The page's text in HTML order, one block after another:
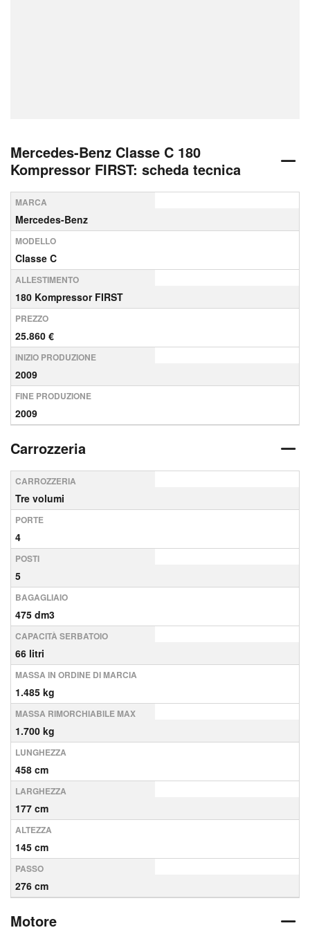
Mercedes-Benz Classe C 180
Kompressor FIRST: scheda tecnica
MARCA
Mercedes-Benz
MODELLO
Classe C
ALLESTIMENTO
180 Kompressor FIRST
PREZZO
25.860 €
INIZIO PRODUZIONE
2009
FINE PRODUZIONE
2009
Carrozzeria
CARROZZERIA
Tre volumi
PORTE
4
POSTI
5
BAGAGLIAIO
475 dm3
CAPACITÀ SERBATOIO
66 litri
MASSA IN ORDINE DI MARCIA
1.485 kg
MASSA RIMORCHIABILE MAX
1.700 kg
LUNGHEZZA
458 cm
LARGHEZZA
177 cm
ALTEZZA
145 cm
PASSO
276 cm
Motore